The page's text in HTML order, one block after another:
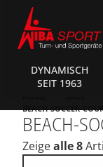
DYNAMISCH
SEIT 1963
BEACH-SOCCER-
BEACH-
Zeigealle 8